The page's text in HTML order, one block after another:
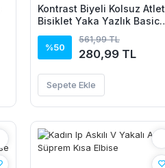
Kontrast Biyeli Kolsuz Atlet
Bisiklet Yaka Yazlık Basic
Atlet - Turkuaz
%50
561,99 TL
280,99 TL
Sepete Ekle